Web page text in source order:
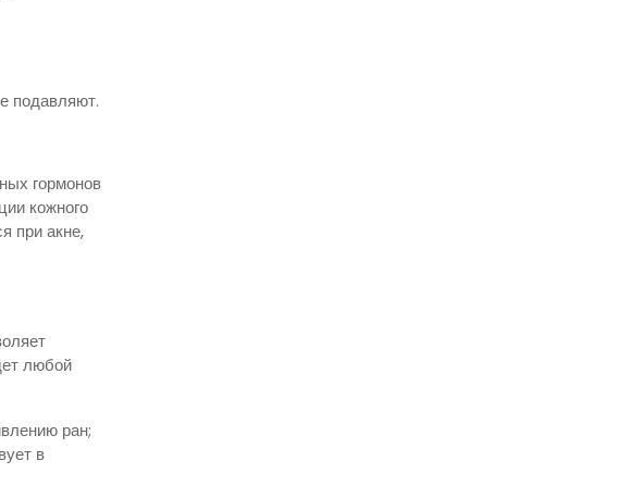
подавляют.
гормонов
кожного
при акне,
любой
ран;
в